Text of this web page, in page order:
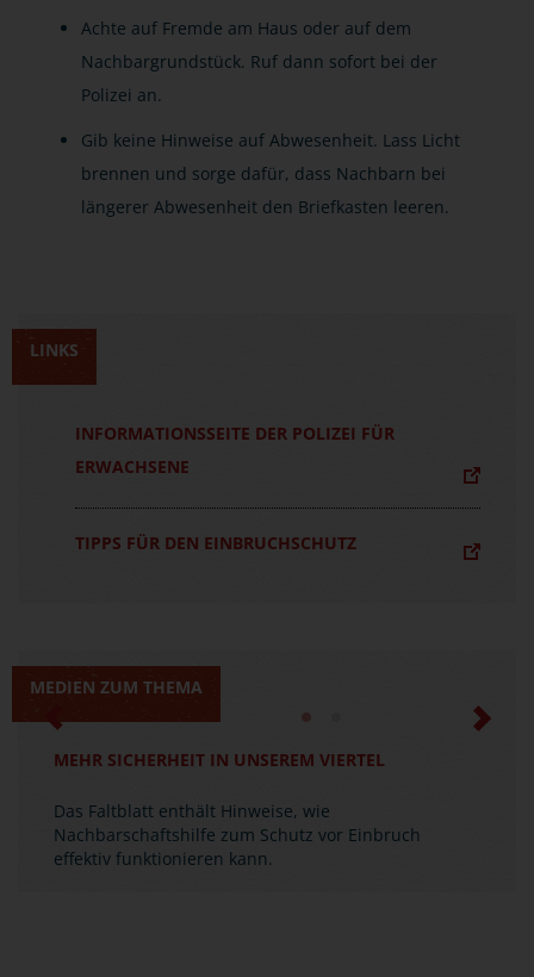
Achte auf Fremde am Haus oder auf dem
Nachbargrundstück. Ruf dann sofort bei der
Polizei an.
Gib keine Hinweise auf Abwesenheit. Lass Licht
brennen und sorge dafür, dass Nachbarn bei
längerer Abwesenheit den Briefkasten leeren.
LINKS
INFORMATIONSSEITE DER POLIZEI FÜR
ERWACHSENE
TIPPS FÜR DEN EINBRUCHSCHUTZ
MEDIEN ZUM THEMA
MEHR SICHERHEIT IN UNSEREM VIERTEL
Das Faltblatt enthält Hinweise, wie
Nachbarschaftshilfe zum Schutz vor Einbruch
effektiv funktionieren kann.
SICHER WOHNEN
Die Broschüre informiert über verhaltensbezogene
und sicherungstechnische Möglichkeiten des
Einbruchschutzes.
Previous Next